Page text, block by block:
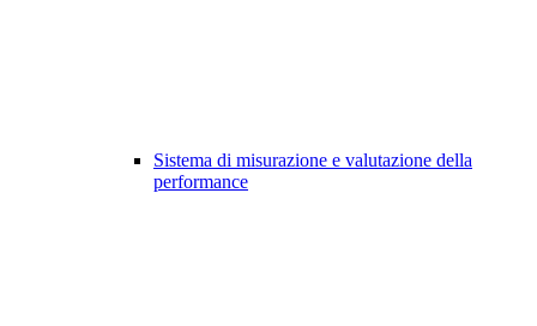
Sistema di misurazione e valutazione della
performance